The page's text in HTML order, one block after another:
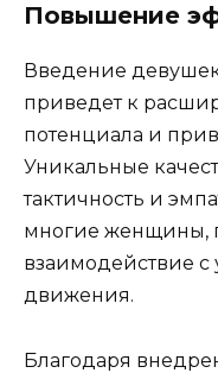
Повышение
Введение
приведет к
потенциала и
Уникальные
тактичность и
многие женщины,
взаимодействие
движения.
Благодаря